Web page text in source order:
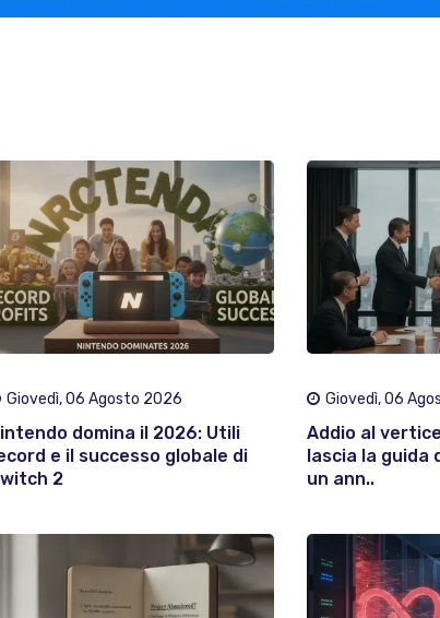
Giovedì, 06 Agosto 2026
domina il 2026: Utili
e il successo globale di
2
Giovedì, 06
Addio al
lascia la
un ann..